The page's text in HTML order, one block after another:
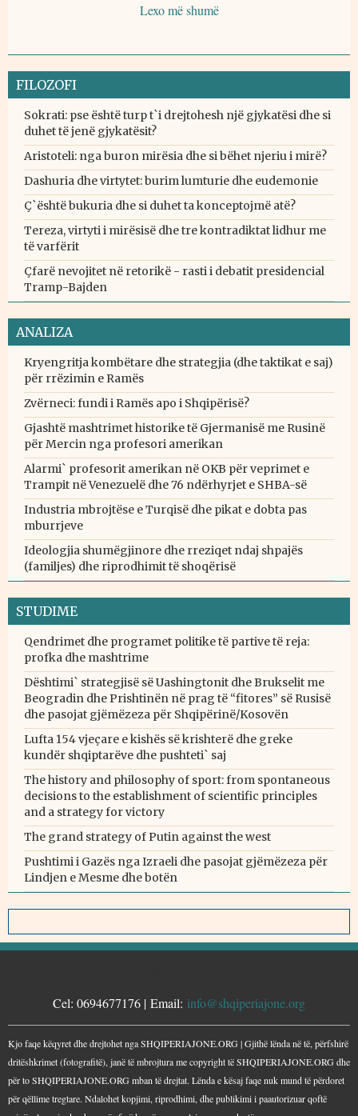
Lexo më shumë
FILOZOFI
Sokrati: pse është turp t`i drejtohesh një gjykatësi dhe si
duhet të jenë gjykatësit?
Aristoteli: nga buron mirësia dhe si bëhet njeriu i mirë?
Dashuria dhe virtytet: burim lumturie dhe eudemonie
Ç`është bukuria dhe si duhet ta konceptojmë atë?
Tereza, virtyti i mirësisë dhe tre kontradiktat lidhur me
të varfërit
Çfarë nevojitet në retorikë - rasti i debatit presidencial
Tramp-Bajden
ANALIZA
Kryengritja kombëtare dhe strategjia (dhe taktikat e saj)
për rrëzimin e Ramës
Zvërneci: fundi i Ramës apo i Shqipërisë?
Gjashtë mashtrimet historike të Gjermanisë me Rusinë
për Mercin nga profesori amerikan
Alarmi` profesorit amerikan në OKB për veprimet e
Trampit në Venezuelë dhe 76 ndërhyrjet e SHBA-së
Industria mbrojtëse e Turqisë dhe pikat e dobta pas
mburrjeve
Ideologjia shumëgjinore dhe rreziqet ndaj shpajës
(familjes) dhe riprodhimit të shoqërisë
STUDIME
Qendrimet dhe programet politike të partive të reja:
profka dhe mashtrime
Dështimi` strategjisë së Uashingtonit dhe Brukselit me
Beogradin dhe Prishtinën në prag të “fitores” së Rusisë
dhe pasojat gjëmëzeza për Shqipërinë/Kosovën
Lufta 154 vjeçare e kishës së krishterë dhe greke
kundër shqiptarëve dhe pushteti` saj
The history and philosophy of sport: from spontaneous
decisions to the establishment of scientific principles
and a strategy for victory
The grand strategy of Putin against the west
Pushtimi i Gazës nga Izraeli dhe pasojat gjëmëzeza për
Lindjen e Mesme dhe botën
Cel: 0694677176 | Email: info@shqiperiajone.org
Kjo faqe këqyret dhe drejtohet nga SHQIPERIAJONE.ORG | Gjithë lënda në të, përfshirë
dritëshkrimet (fotografitë), janë të mbrojtura me copyright të SHQIPERIAJONE.ORG dhe
për to SHQIPERIAJONE.ORG mban të drejtat. Lënda e kësaj faqe nuk mund të përdoret
për qëllime tregtare. Ndalohet kopjimi, riprodhimi, dhe publikimi i paautorizuar qoftë